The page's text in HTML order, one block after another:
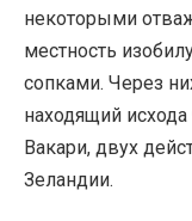
некоторыми
местность
сопками. Через
находящий
Вакари, двух
Зеландии.